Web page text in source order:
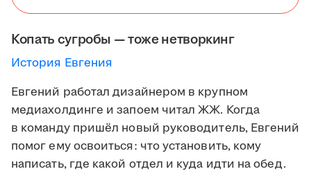
Копать сугробы — тоже нетворкинг
История Евгения
Евгений работал дизайнером в крупном
медиахолдинге и запоем читал ЖЖ. Когда
в команду пришёл новый руководитель, Евгений
помог ему освоиться: что установить, кому
написать, где какой отдел и куда идти на обед.